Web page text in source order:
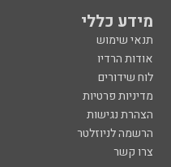
מידע כללי
תנאי שימוש
אודות הרדיו
לוח שידורים
מדיניות פרטיות
הצהרת נגישות
הרשמה לניוזלטר
צרו קשר